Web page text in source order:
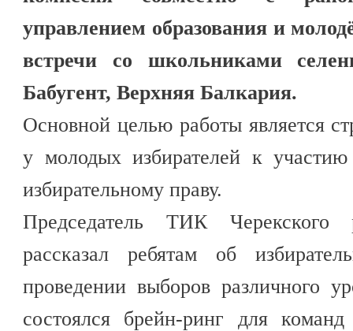
управлением образования и
встречи со школьниками
Бабугент, Верхняя Балкария.
Основной целью работы является
у молодых избирателей к
избирательному праву.
Председатель ТИК
рассказал ребятам об
проведении выборов различного
состоялся брейн-ринг для команд